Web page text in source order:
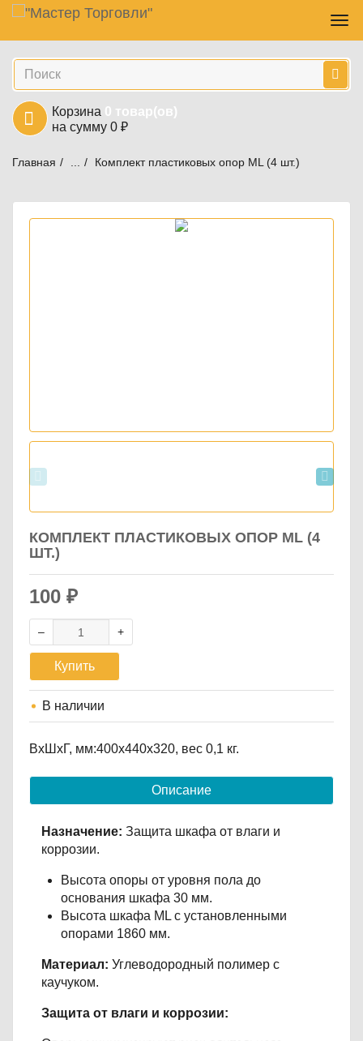
Skip
to
main
content
Навигация
Поиск
Корзина 0 товар(ов)
на сумму 0 ₽
Главная Шкафы и скамейки для раздевалок
Дополнительное оборудование и аксессуары
Комплект пластиковых опор ML (4 шт.)
КОМПЛЕКТ ПЛАСТИКОВЫХ ОПОР ML (4
ШТ.)
100 ₽
Купить
В наличии
ВxШxГ, мм:400x440x320, вес 0,1 кг.
Описание
Назначение: Защита шкафа от влаги и
коррозии.
Высота опоры от уровня пола до
основания шкафа 30 мм.
Высота шкафа ML с установленными
опорами 1860 мм.
Материал: Углеводородный полимер с
каучуком.
Защита от влаги и коррозии: